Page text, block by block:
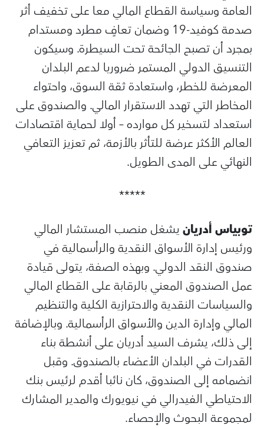
العامة وسياسة القطاع المالي معا على تخفيف أثر
صدمة كوفيد-19 وضمان تعافٍ مطرد ومستدام
بمجرد أن تصبح الجائحة تحت السيطرة. وسيكون
التنسيق الدولي المستمر ضروريا لدعم البلدان
المعرضة للخطر، واستعادة ثقة السوق، واحتواء
المخاطر التي تهدد الاستقرار المالي. والصندوق على
استعداد لتسخير كل موارده – أولا لحماية اقتصادات
العالم الأكثر عرضة للتأثر بالأزمة، ثم تعزيز التعافي
النهائي على المدى الطويل.
*****
توبياس أدريانيشغل منصب المستشار المالي
ورئيس إدارة الأسواق النقدية والرأسمالية في
صندوق النقد الدولي. وبهذه الصفة، يتولى قيادة
عمل الصندوق المعني بالرقابة على القطاع المالي
والسياسات النقدية والاحترازية الكلية والتنظيم
المالي وإدارة الدين والأسواق الرأسمالية. وبالإضافة
إلى ذلك، يشرف السيد أدريان على أنشطة بناء
القدرات في البلدان الأعضاء بالصندوق. وقبل
انضمامه إلى الصندوق، كان نائبا أقدم لرئيس بنك
الاحتياطي الفيدرالي في نيويورك والمدير المشارك
لمجموعة البحوث والإحصاء.